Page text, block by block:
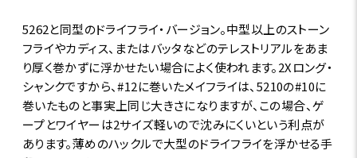
5262と同型のドライフライ・バージョン。中型以上のストーン
フライやカディス、またはバッタなどのテレストリアルをあま
り厚く巻かずに浮かせたい場合によく使われます。2Xロング・
シャンクですから、#12に巻いたメイフライは、5210の#10に
巻いたものと事実上同じ大きさになりますが、この場合、ゲ
ープとワイヤーは2サイズ軽いので沈みにくいという利点が
あります。薄めのハックルで大型のドライフライを浮かせる手